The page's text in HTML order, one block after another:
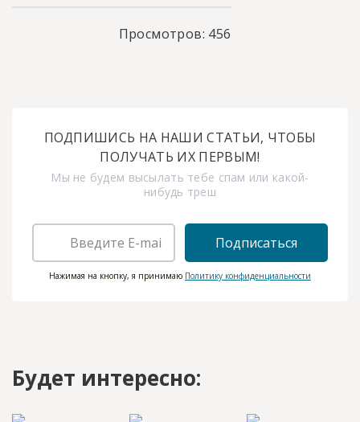
Просмотров: 456
ПОДПИШИСЬ НА НАШИ СТАТЬИ, ЧТОБЫ
ПОЛУЧАТЬ ИХ ПЕРВЫМ!
Мы не будем высылать тебе спам или какой-
нибудь треш
Подписаться
Нажимая на кнопку, я принимаю Политику конфиденциальности
Будет интересно: